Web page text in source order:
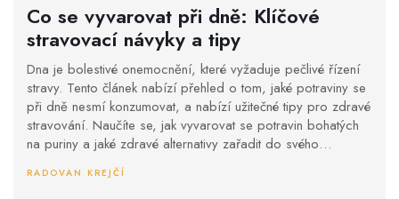
Co se vyvarovat při dně: Klíčové
stravovací návyky a tipy
Dna je bolestivé onemocnění, které vyžaduje pečlivé řízení
stravy. Tento článek nabízí přehled o tom, jaké potraviny se
při dně nesmí konzumovat, a nabízí užitečné tipy pro zdravé
stravování. Naučíte se, jak vyvarovat se potravin bohatých
na puriny a jaké zdravé alternativy zařadit do svého
RADOVAN KREJČÍ